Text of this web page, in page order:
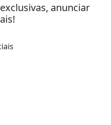
anunciar